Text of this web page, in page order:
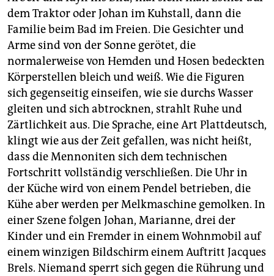
dem Traktor oder Johan im Kuhstall, dann die
Familie beim Bad im Freien. Die Gesichter und
Arme sind von der Sonne gerötet, die
normalerweise von Hemden und Hosen bedeckten
Körperstellen bleich und weiß. Wie die Figuren
sich gegenseitig einseifen, wie sie durchs Wasser
gleiten und sich abtrocknen, strahlt Ruhe und
Zärtlichkeit aus. Die Sprache, eine Art Plattdeutsch,
klingt wie aus der Zeit gefallen, was nicht heißt,
dass die Mennoniten sich dem technischen
Fortschritt vollständig verschließen. Die Uhr in
der Küche wird von einem Pendel betrieben, die
Kühe aber werden per Melkmaschine gemolken. In
einer Szene folgen Johan, Marianne, drei der
Kinder und ein Fremder in einem Wohnmobil auf
einem winzigen Bildschirm einem Auftritt Jacques
Brels. Niemand sperrt sich gegen die Rührung und